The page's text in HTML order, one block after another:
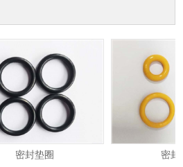
密封垫圈 密封